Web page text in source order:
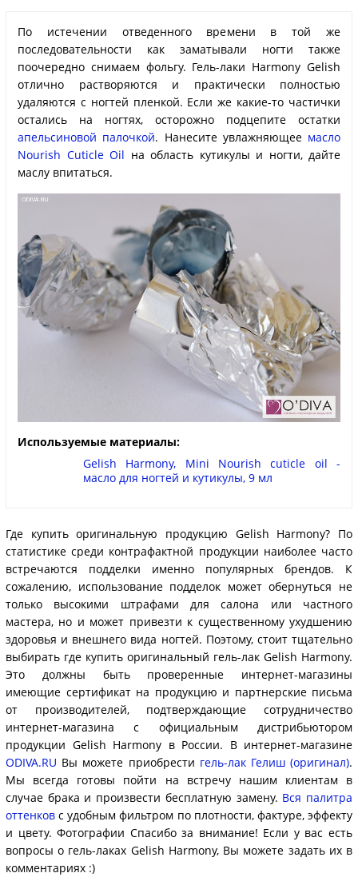
По истечении отведенного времени в той же
последовательности как заматывали ногти также
поочередно снимаем фольгу. Гель-лаки Harmony Gelish
отлично растворяются и практически полностью
удаляются с ногтей пленкой. Если же какие-то частички
остались на ногтях, осторожно подцепите остатки
апельсиновой палочкой. Нанесите увлажняющее масло
Nourish Cuticle Oil на область кутикулы и ногти, дайте
маслу впитаться.
Используемые материалы:
Gelish Harmony, Mini Nourish cuticle oil -
масло для ногтей и кутикулы, 9 мл
Где купить оригинальную продукцию Gelish Harmony? По
статистике среди контрафактной продукции наиболее часто
встречаются подделки именно популярных брендов. К
сожалению, использование подделок может обернуться не
только высокими штрафами для салона или частного
мастера, но и может привезти к существенному ухудшению
здоровья и внешнего вида ногтей. Поэтому, стоит тщательно
выбирать где купить оригинальный гель-лак Gelish Harmony.
Это должны быть проверенные интернет-магазины
имеющие сертификат на продукцию и партнерские письма
от производителей, подтверждающие сотрудничество
интернет-магазина с официальным дистрибьютором
продукции Gelish Harmony в России. В интернет-магазине
ODIVA.RU Вы можете приобрести гель-лак Гелиш (оригинал).
Мы всегда готовы пойти на встречу нашим клиентам в
случае брака и произвести бесплатную замену. Вся палитра
оттенков с удобным фильтром по плотности, фактуре, эффекту
и цвету. Фотографии Спасибо за внимание! Если у вас есть
вопросы о гель-лаках Gelish Harmony, Вы можете задать их в
комментариях :)